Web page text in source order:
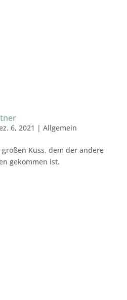
6, 2021 | Allgemein
Kuss, dem der andere
gekommen ist.